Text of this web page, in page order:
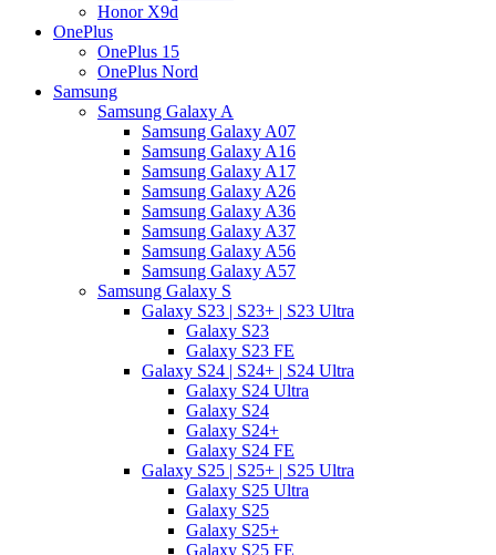
Honor X9d
OnePlus
OnePlus 15
OnePlus Nord
Samsung
Samsung Galaxy A
Samsung Galaxy A07
Samsung Galaxy A16
Samsung Galaxy A17
Samsung Galaxy A26
Samsung Galaxy A36
Samsung Galaxy A37
Samsung Galaxy A56
Samsung Galaxy A57
Samsung Galaxy S
Galaxy S23 | S23+ | S23 Ultra
Galaxy S23
Galaxy S23 FE
Galaxy S24 | S24+ | S24 Ultra
Galaxy S24 Ultra
Galaxy S24
Galaxy S24+
Galaxy S24 FE
Galaxy S25 | S25+ | S25 Ultra
Galaxy S25 Ultra
Galaxy S25
Galaxy S25+
Galaxy S25 FE